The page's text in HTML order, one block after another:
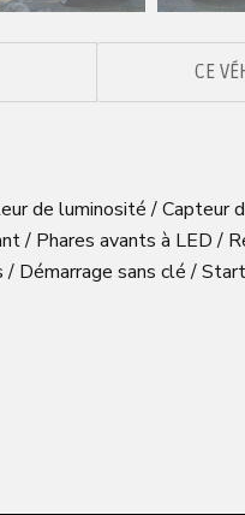
CE
de luminosité / Capteur
/ Phares avants à LED /
Démarrage sans clé /